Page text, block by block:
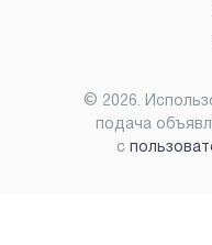
© 2026.
подача
с